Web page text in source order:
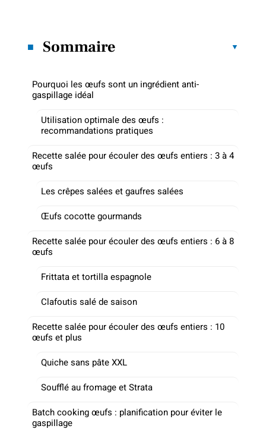
Sommaire
Pourquoi les œufs sont un ingrédient anti-
gaspillage idéal
Utilisation optimale des œufs :
recommandations pratiques
Recette salée pour écouler des œufs entiers : 3 à 4
œufs
Les crêpes salées et gaufres salées
Œufs cocotte gourmands
Recette salée pour écouler des œufs entiers : 6 à 8
œufs
Frittata et tortilla espagnole
Clafoutis salé de saison
Recette salée pour écouler des œufs entiers : 10
œufs et plus
Quiche sans pâte XXL
Soufflé au fromage et Strata
Batch cooking œufs : planification pour éviter le
gaspillage